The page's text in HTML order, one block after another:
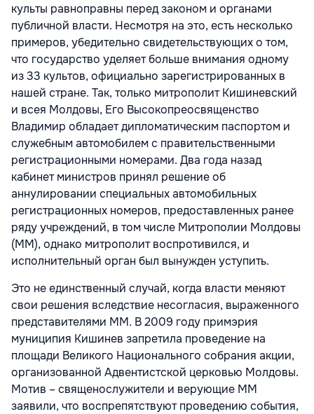
культы равноправны перед законом и органами
публичной власти. Несмотря на это, есть несколько
примеров, убедительно свидетельствующих о том,
что государство уделяет больше внимания одному
из 33 культов, официально зарегистрированных в
нашей стране. Так, только митрополит Кишиневский
и всея Молдовы, Его Высокопреосвященство
Владимир обладает дипломатическим паспортом и
служебным автомобилем с правительственными
регистрационными номерами. Два года назад
кабинет министров принял решение об
аннулировании специальных автомобильных
регистрационных номеров, предоставленных ранее
ряду учреждений, в том числе Митрополии Молдовы
(ММ), однако митрополит воспротивился, и
исполнительный орган был вынужден уступить.
Это не единственный случай, когда власти меняют
свои решения вследствие несогласия, выраженного
представителями ММ. В 2009 году примэрия
муниципия Кишинев запретила проведение на
площади Великого Национального собрания акции,
организованной Адвентистской церковью Молдовы.
Мотив – священослужители и верующие ММ
заявили, что воспрепятствуют проведению события,